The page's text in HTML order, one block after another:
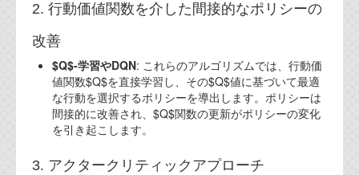
2. 行動価値関数を介した間接的なポリシーの
改善
$Q$-学習やDQN: これらのアルゴリズムでは、行動価
値関数$Q$を直接学習し、その$Q$値に基づいて最適
な行動を選択するポリシーを導出します。ポリシーは
間接的に改善され、$Q$関数の更新がポリシーの変化
を引き起こします。
3. アクタークリティックアプローチ